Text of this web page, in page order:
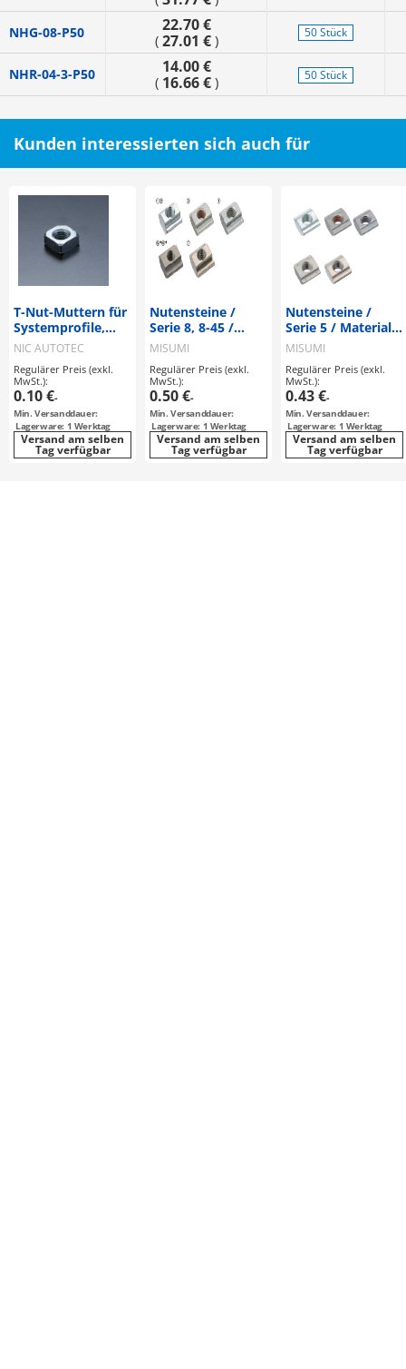
NHG-08-P50 22.70 €
( 27.01 €) 50 Stück
NHR-04-3-P50 14.00 €
( 16.66 €) 50 Stück
Kunden interessierten sich auch für
T-Nut-Muttern für
Systemprofile,
Nutprofile / NSM-
□□-□ / Vormontage
/ quadratisch
NIC AUTOTEC
Regulärer Preis (exkl.
MwSt.):
0.10 €-
Min. Versanddauer:
Lagerware: 1 Werktag
Versand am selben
Tag verfügbar
Nutensteine /
Serie 8, 8-45 /
Material wählbar /
HFS / Ausführung
wählbar
MISUMI
Regulärer Preis (exkl.
MwSt.):
0.50 €-
Min. Versanddauer:
Lagerware: 1 Werktag
Versand am selben
Tag verfügbar
Nutensteine /
Serie 5 / Material
wählbar / HFS /
Ausführung
wählbar
MISUMI
Regulärer Preis (exkl.
MwSt.):
0.43 €-
Min. Versanddauer:
Lagerware: 1 Werktag
Versand am selben
Tag verfügbar